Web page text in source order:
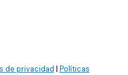
de privacidad | Políticas